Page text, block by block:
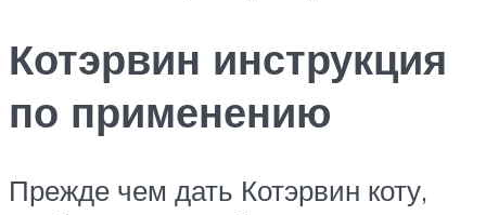
Котэрвин инструкция
по применению
Прежде чем дать Котэрвин коту,